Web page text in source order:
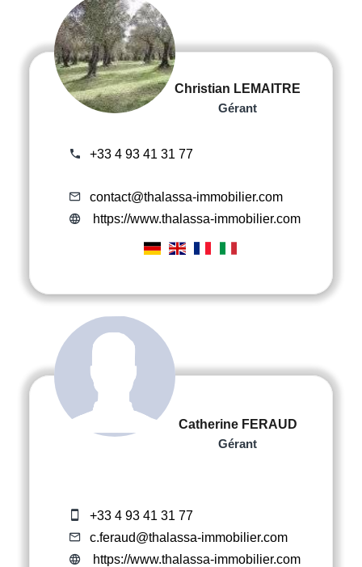
Christian LEMAITRE
Gérant
+33 4 93 41 31 77
contact@thalassa-immobilier.com
https://www.thalassa-immobilier.com
Catherine FERAUD
Gérant
+33 4 93 41 31 77
c.feraud@thalassa-immobilier.com
https://www.thalassa-immobilier.com